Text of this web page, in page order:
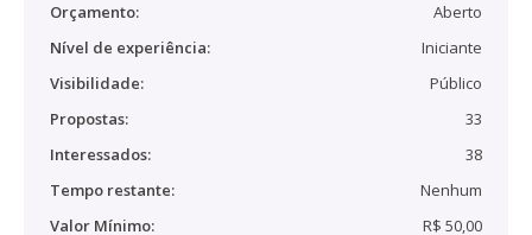
Orçamento:
Aberto
Nível de experiência:
Iniciante
Visibilidade:
Público
Propostas:
33
Interessados:
38
Tempo restante:
Nenhum
Valor Mínimo:
R$ 50,00